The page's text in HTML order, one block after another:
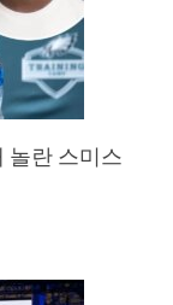
놀란 스미스